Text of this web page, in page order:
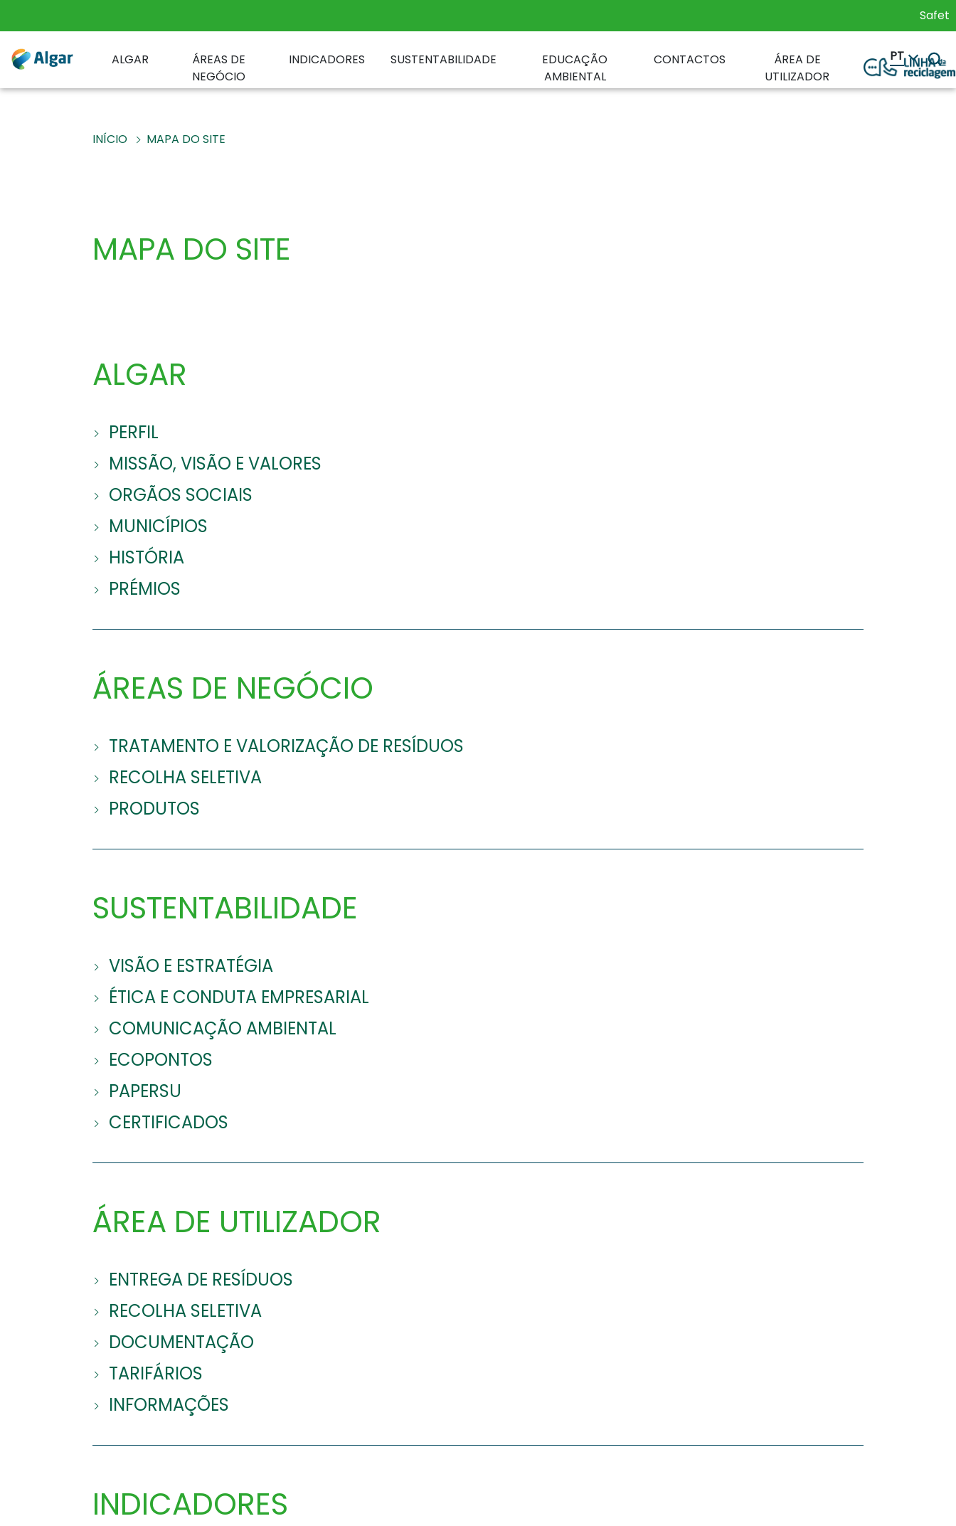
Safety
ALGAR
ÁREAS DE
NEGÓCIO
INDICADORES SUSTENTABILIDADE
EDUCAÇÃO
AMBIENTAL
CONTACTOS
ÁREA DE
UTILIZADOR
PT
INÍCIO MAPA DO SITE
MAPA DO SITE
ALGAR
PERFIL
MISSÃO, VISÃO E VALORES
ORGÃOS SOCIAIS
MUNICÍPIOS
HISTÓRIA
PRÉMIOS
ÁREAS DE NEGÓCIO
TRATAMENTO E VALORIZAÇÃO DE RESÍDUOS
RECOLHA SELETIVA
PRODUTOS
SUSTENTABILIDADE
VISÃO E ESTRATÉGIA
ÉTICA E CONDUTA EMPRESARIAL
COMUNICAÇÃO AMBIENTAL
ECOPONTOS
PAPERSU
CERTIFICADOS
ÁREA DE UTILIZADOR
ENTREGA DE RESÍDUOS
RECOLHA SELETIVA
DOCUMENTAÇÃO
TARIFÁRIOS
INFORMAÇÕES
INDICADORES